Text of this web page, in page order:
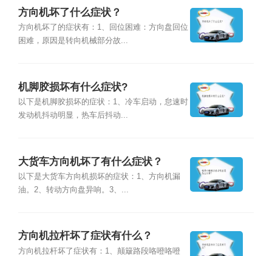
方向机坏了什么症状？
方向机坏了的症状有：1、回位困难：方向盘回位
困难，原因是转向机械部分故...
机脚胶损坏有什么症状?
以下是机脚胶损坏的症状：1、冷车启动，怠速时
发动机抖动明显，热车后抖动...
大货车方向机坏了有什么症状？
以下是大货车方向机损坏的症状：1、方向机漏
油。2、转动方向盘异响。3、...
方向机拉杆坏了症状有什么？
方向机拉杆坏了症状有：1、颠簸路段咯噔咯噔